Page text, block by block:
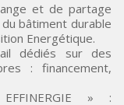
et de partage
bâtiment durable
Energétique.
dédiés sur des
: financement,
» :